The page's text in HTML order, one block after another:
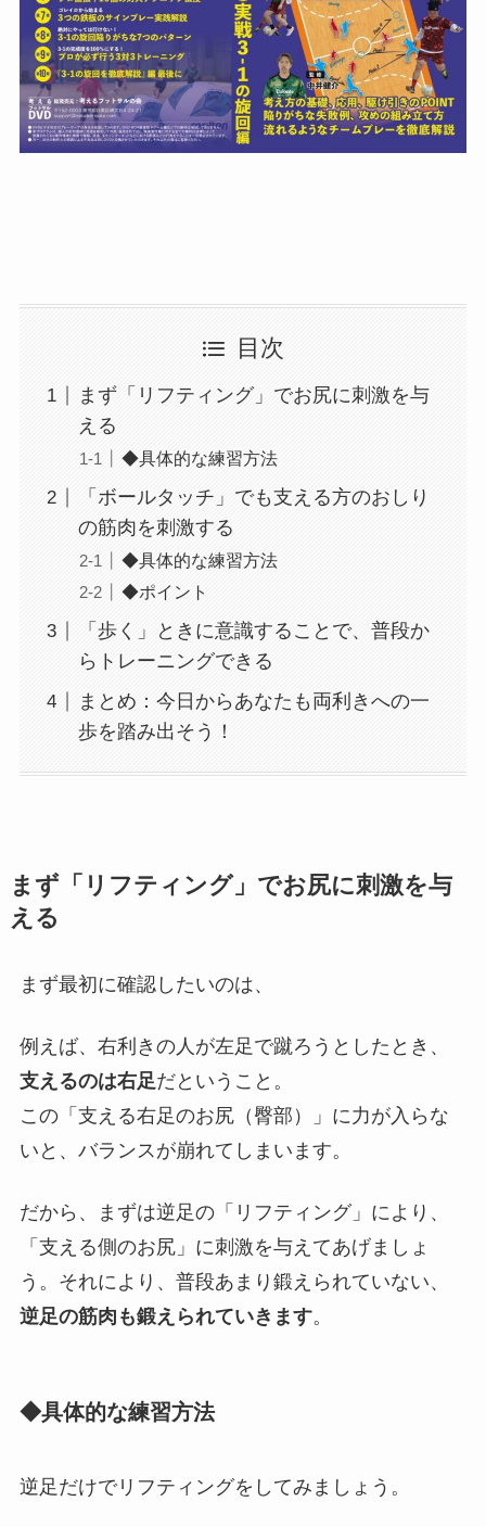
目次
まず「リフティング」でお尻に刺激を与
える
◆具体的な練習方法
「ボールタッチ」でも支える方のおしり
の筋肉を刺激する
◆具体的な練習方法
◆ポイント
「歩く」ときに意識することで、普段か
らトレーニングできる
まとめ：今日からあなたも両利きへの一
歩を踏み出そう！
まず「リフティング」でお尻に刺激を与
える
まず最初に確認したいのは、
例えば、右利きの人が左足で蹴ろうとしたとき、
支えるのは右足だということ。
この「支える右足のお尻（臀部）」に力が入らな
いと、バランスが崩れてしまいます。
だから、まずは逆足の「リフティング」により、
「支える側のお尻」に刺激を与えてあげましょ
う。それにより、普段あまり鍛えられていない、
逆足の筋肉も鍛えられていきます。
◆具体的な練習方法
逆足だけでリフティングをしてみましょう。